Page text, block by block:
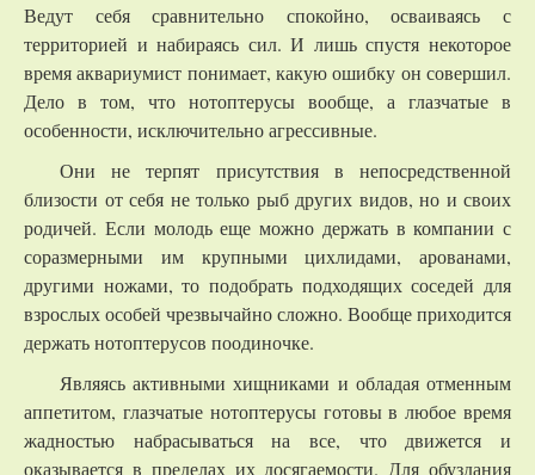
Ведут себя сравнительно спокойно, осваиваясь с
территорией и набираясь сил. И лишь спустя некоторое
время аквариумист понимает, какую ошибку он совершил.
Дело в том, что нотоптерусы вообще, а глазчатые в
особенности, исключительно агрессивные.
Они не терпят присутствия в непосредственной
близости от себя не только рыб других видов, но и своих
родичей. Если молодь еще можно держать в компании с
соразмерными им крупными цихлидами, арованами,
другими ножами, то подобрать подходящих соседей для
взрослых особей чрезвычайно сложно. Вообще приходится
держать нотоптерусов поодиночке.
Являясь активными хищниками и обладая отменным
аппетитом, глазчатые нотоптерусы готовы в любое время
жадностью набрасываться на все, что движется и
оказывается в пределах их досягаемости. Для обуздания